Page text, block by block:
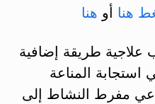
هنا أو هنا
علاجية طريقة إضافية
استجابة المناعة
مفرط النشاط إلى